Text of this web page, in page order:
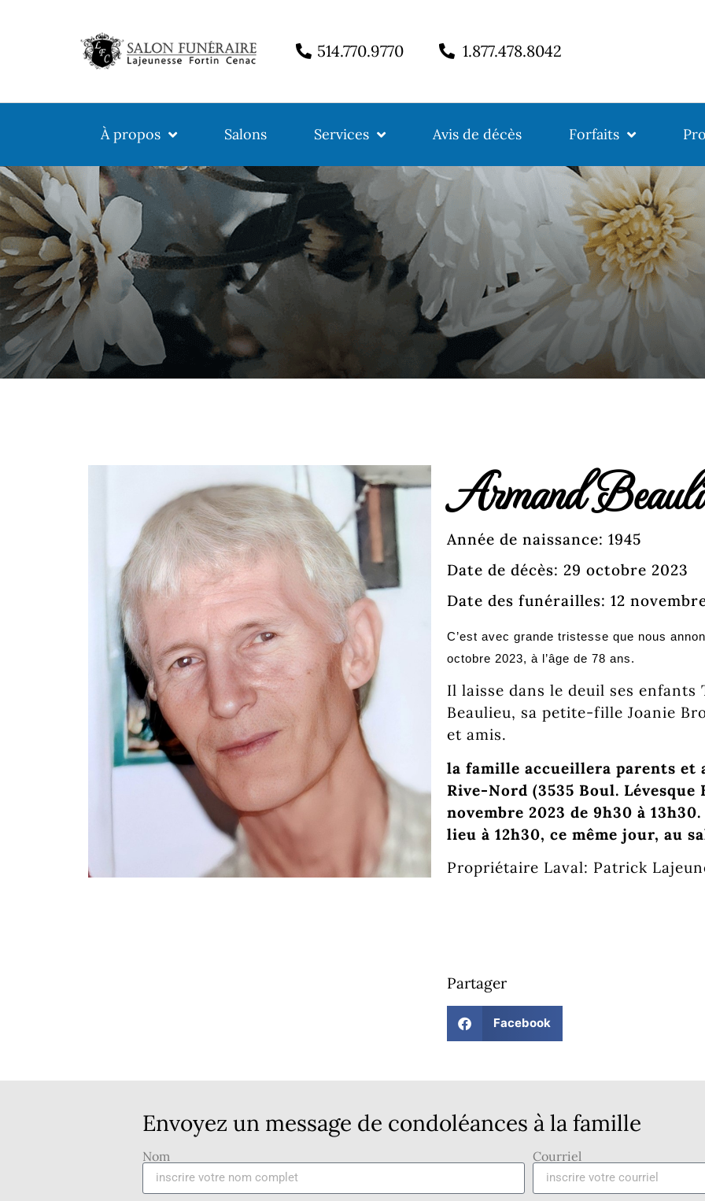
514.770.9770 1.877.478.8042
À propos Salons Services Avis de décès Forfaits
Armand
Année de naissance: 1945
Date de décès: 29 octobre 2023
Date des funérailles: 12
C’est avec grande tristesse que nous
octobre 2023, à l’âge de 78 ans.
Il laisse dans le deuil ses enfants
Beaulieu, sa petite-fille Joanie
et amis.
la famille accueillera parents et
Rive-Nord (3535 Boul. Lévesque
novembre 2023 de 9h30 à
lieu à 12h30, ce même jour, au
Propriétaire Laval: Patrick
Partager
Facebook
Envoyez un message de condoléances à la famille
Nom Courriel